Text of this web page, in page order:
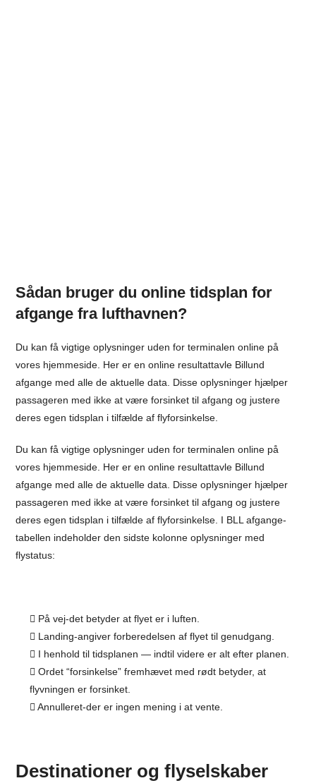
Sådan bruger du online tidsplan for
afgange fra lufthavnen?
Du kan få vigtige oplysninger uden for terminalen online på
vores hjemmeside. Her er en online resultattavle Billund
afgange med alle de aktuelle data. Disse oplysninger hjælper
passageren med ikke at være forsinket til afgang og justere
deres egen tidsplan i tilfælde af flyforsinkelse.
Du kan få vigtige oplysninger uden for terminalen online på
vores hjemmeside. Her er en online resultattavle Billund
afgange med alle de aktuelle data. Disse oplysninger hjælper
passageren med ikke at være forsinket til afgang og justere
deres egen tidsplan i tilfælde af flyforsinkelse. I BLL afgange-
tabellen indeholder den sidste kolonne oplysninger med
flystatus:
På vej-det betyder at flyet er i luften.
Landing-angiver forberedelsen af flyet til genudgang.
I henhold til tidsplanen — indtil videre er alt efter planen.
Ordet “forsinkelse” fremhævet med rødt betyder, at
flyvningen er forsinket.
Annulleret-der er ingen mening i at vente.
Destinationer og flyselskaber